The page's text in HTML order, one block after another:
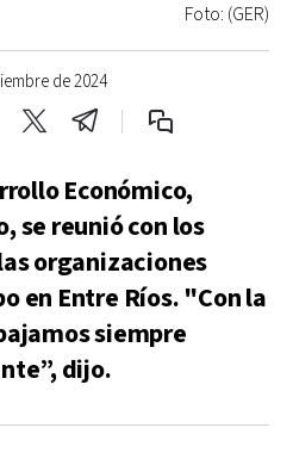
de 2024
Foto: (GER)
Económico,
se reunió con los
organizaciones
en Entre Ríos. "Con la
siempre
dijo.